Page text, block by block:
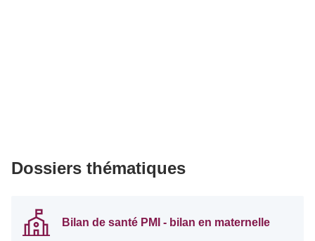
Dossiers thématiques
Bilan de santé PMI - bilan en maternelle